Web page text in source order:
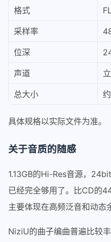
格式
采样率
位深
声道
总大小
具体规格以实际文件为准。
关于音质的随感
1.13GB的Hi-Res音源，
已经完全够用了。比CD的
主要体现在高频泛音和动态
NiziU的曲子编曲普遍比较